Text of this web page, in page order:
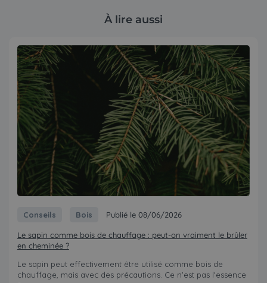
À lire aussi
Conseils Bois Publié le 08/06/2026
Le sapin comme bois de chauffage : peut-on vraiment le brûler
en cheminée ?
Le sapin peut effectivement être utilisé comme bois de
chauffage, mais avec des précautions. Ce n'est pas l'essence